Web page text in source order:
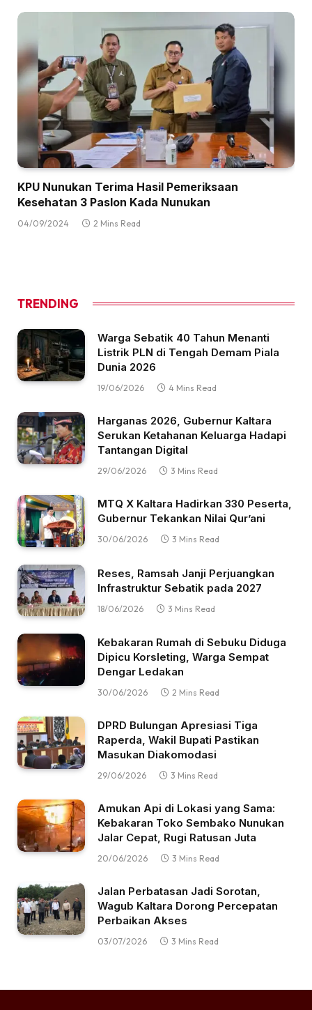
KPU Nunukan Terima Hasil Pemeriksaan
Kesehatan 3 Paslon Kada Nunukan
04/09/2024 2 Mins Read
TRENDING
Warga Sebatik 40 Tahun Menanti
Listrik PLN di Tengah Demam Piala
Dunia 2026
19/06/2026 4 Mins Read
Harganas 2026, Gubernur Kaltara
Serukan Ketahanan Keluarga Hadapi
Tantangan Digital
29/06/2026 3 Mins Read
MTQ X Kaltara Hadirkan 330 Peserta,
Gubernur Tekankan Nilai Qur’ani
30/06/2026 3 Mins Read
Reses, Ramsah Janji Perjuangkan
Infrastruktur Sebatik pada 2027
18/06/2026 3 Mins Read
Kebakaran Rumah di Sebuku Diduga
Dipicu Korsleting, Warga Sempat
Dengar Ledakan
30/06/2026 2 Mins Read
DPRD Bulungan Apresiasi Tiga
Raperda, Wakil Bupati Pastikan
Masukan Diakomodasi
29/06/2026 3 Mins Read
Amukan Api di Lokasi yang Sama:
Kebakaran Toko Sembako Nunukan
Jalar Cepat, Rugi Ratusan Juta
20/06/2026 3 Mins Read
Jalan Perbatasan Jadi Sorotan,
Wagub Kaltara Dorong Percepatan
Perbaikan Akses
03/07/2026 3 Mins Read